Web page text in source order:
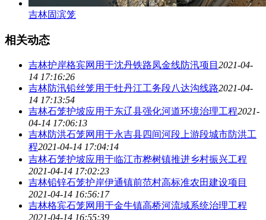
吉林固滨笼
相关动态
吉林护岸格宾网用于沈丹铁路凤金线防汛项目 2021-04-
14 17:16:26
吉林防汛铅丝笼用于牡丹江工务段八达沟线路2021-04-
14 17:13:54
吉林石笼护坡应用于东辽县强化河道环境治理工程2021-
04-14 17:06:13
吉林防洪石笼网用于永吉县四间河段上游段城市防洪工
程2021-04-14 17:04:14
吉林石笼护坡应用于临江市桦树镇推进乡村振兴工程
2021-04-14 17:02:23
吉林铅锌石笼护岸伊通镇前范村高标准农田建设项目
2021-04-14 16:56:17
吉林格宾石笼网用于金牛镇高桥河流域系统治理工程
2021-04-14 16:55:39